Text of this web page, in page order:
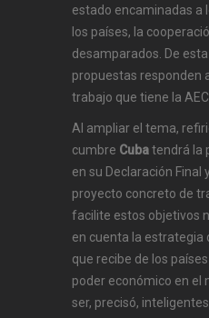
estado encaminadas a
los países, la
desamparados. De
propuestas responden
trabajo que tiene la
Al ampliar el tema,
cumbre Cubatendrá la
en su Declaración Final
proyecto concreto de
facilite estos objetivos
en cuenta la estrategia
que recibe de los
poder económico en el
ser, precisó,